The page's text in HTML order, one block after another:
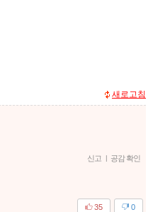
새로고침
신고 | 공감 확인
0
35